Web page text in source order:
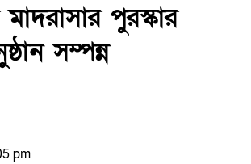
পুরস্কার
সম্পন্ন
pm